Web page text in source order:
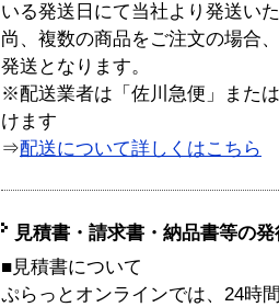
いる発送日にて当社より発送い
尚、複数の商品をご注文の場合
発送となります。
※配送業者は「佐川急便」また
けます
⇒配送について詳しくはこちら
見積書・請求書・納品書等の
■見積書について
ぷらっとオンラインでは、24時